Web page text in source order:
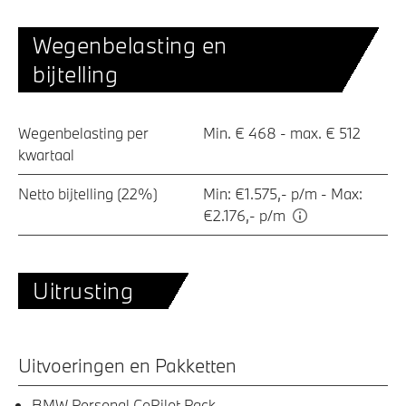
Wegenbelasting en
bijtelling
Wegenbelasting per
kwartaal
Min. € 468 - max. € 512
Netto bijtelling (22%)
Min: €1.575,- p/m - Max:
€2.176,- p/m
Uitrusting
Uitvoeringen en Pakketten